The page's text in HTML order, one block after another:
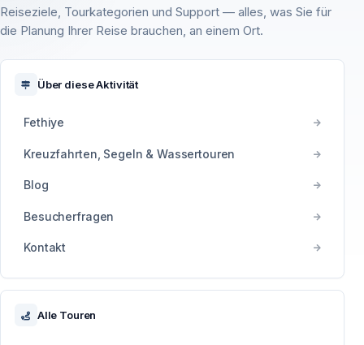
Reiseziele, Tourkategorien und Support — alles, was Sie für
die Planung Ihrer Reise brauchen, an einem Ort.
Über diese Aktivität
Fethiye
Kreuzfahrten, Segeln & Wassertouren
Blog
Besucherfragen
Kontakt
Alle Touren